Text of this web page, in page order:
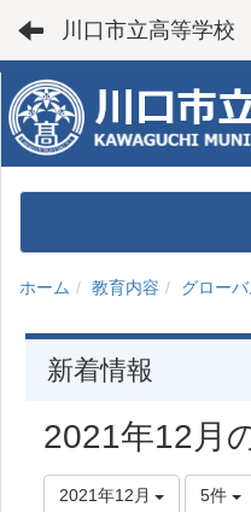
川口市立高等学校
ホーム 教育内容 グロー
新着情報
2021年12月
2021年12月 5件